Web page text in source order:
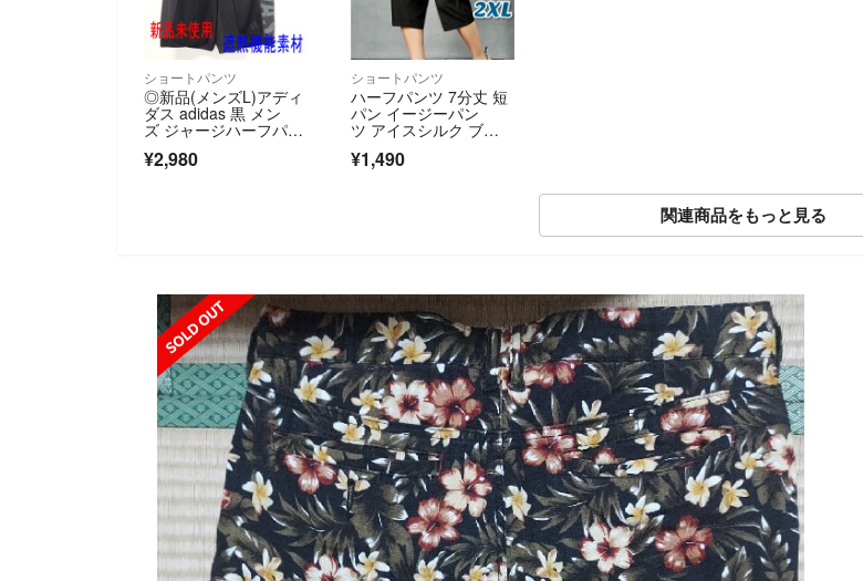
ショートパンツ
◎新品(メンズL)アディ
ダス adidas 黒 メン
ズ ジャージハーフパン
¥2,980
ショートパンツ
ハーフパンツ 7分丈 短
パン イージーパン
ツ アイスシルク ブラ
¥1,490
関連商品をもっと見る
SOLD OUT